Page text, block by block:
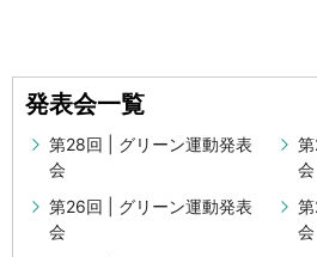
発表会一覧
第28回 | グリーン運動発表
会
会
第26回 | グリーン運動発表
会
会